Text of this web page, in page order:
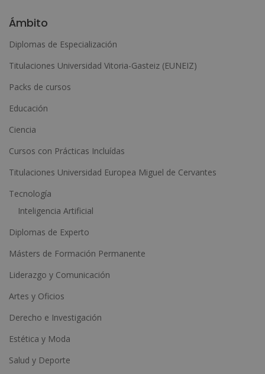
e
r
n
i
v
e
Ámbito
Diplomas de Especialización
Titulaciones Universidad Vitoria-Gasteiz (EUNEIZ)
Packs de cursos
Educación
Ciencia
Cursos con Prácticas Incluídas
Titulaciones Universidad Europea Miguel de Cervantes
Tecnología
Inteligencia Artificial
Diplomas de Experto
Másters de Formación Permanente
Liderazgo y Comunicación
Artes y Oficios
Derecho e Investigación
Estética y Moda
Salud y Deporte